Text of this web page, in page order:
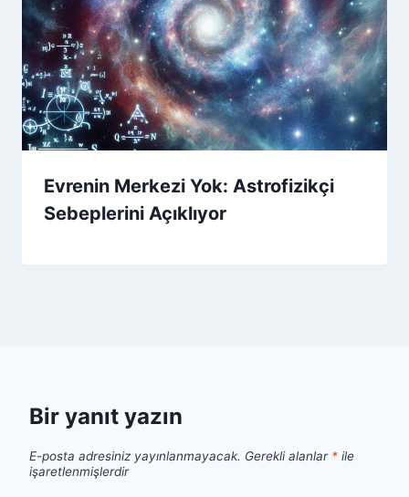
Evrenin Merkezi Yok: Astrofizikçi
Sebeplerini Açıklıyor
Bir yanıt yazın
E-posta adresiniz yayınlanmayacak. Gerekli alanlar * ile
işaretlenmişlerdir